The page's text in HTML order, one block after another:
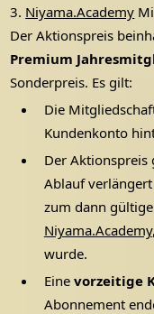
3. Niyama.Academy
Der Aktionspreis
Premium
Sonderpreis. Es gilt:
Die
Kundenkonto
Der Aktionspreis
Ablauf
zum dann
Niyama.Academy
wurde.
Eine vorzeitige
Abonnement